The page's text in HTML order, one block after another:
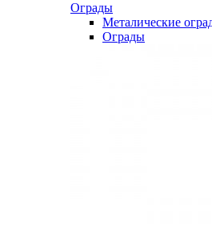
Ограды
Металические
Ограды